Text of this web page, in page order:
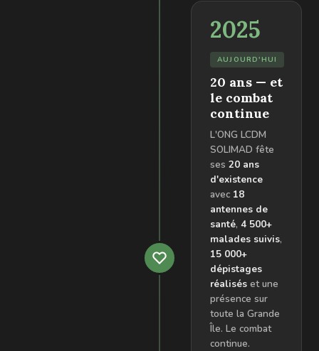
2025
AUJOURD'HUI
20 ans — et
le combat
continue
L'ONG LCDM
SOLIMAD fête
ses 20 ans
d'existence
avec 18
antennes de
santé, 4 500+
malades suivis,
15 000+
dépistages
réalisés et une
présence sur
toute la Grande
Île. Le combat
continue.